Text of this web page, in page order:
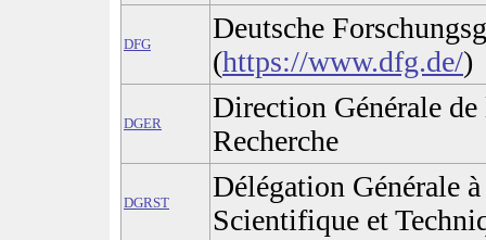
DFG
Deutsche
(https://www.dfg.de/)
DGER
Direction Générale
Recherche
DGRST
Délégation Générale
Scientifique et